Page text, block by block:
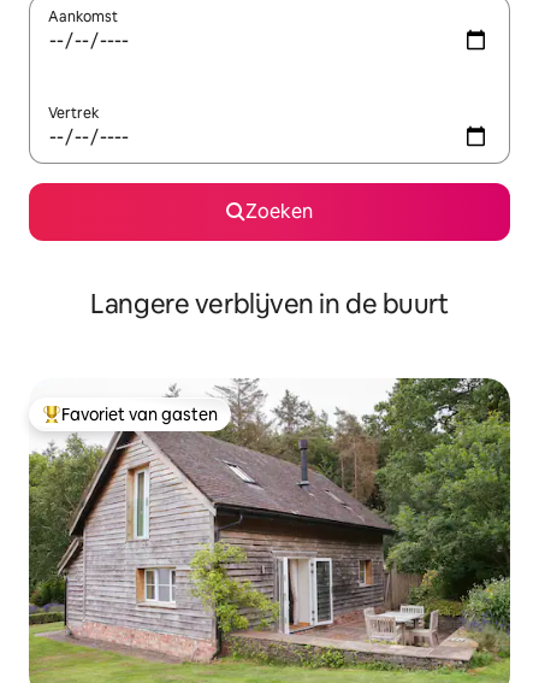
Aankomst
Vertrek
Zoeken
Langere verblijven in de buurt
Topfavoriet van gasten
Favoriet van gasten